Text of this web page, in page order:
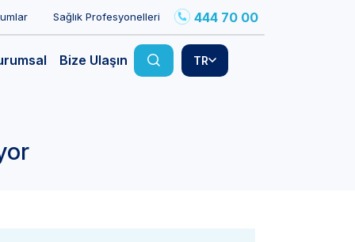
Sağlık Profesyonelleri 444 70 00
Bize Ulaşın TR